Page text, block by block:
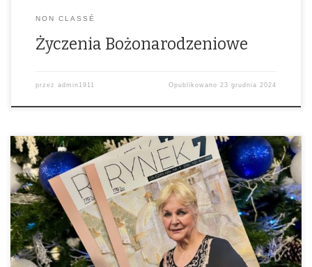
NON CLASSÉ
Życzenia Bożonarodzeniowe
przez admin1911 Opublikowano 23 grudnia 2024